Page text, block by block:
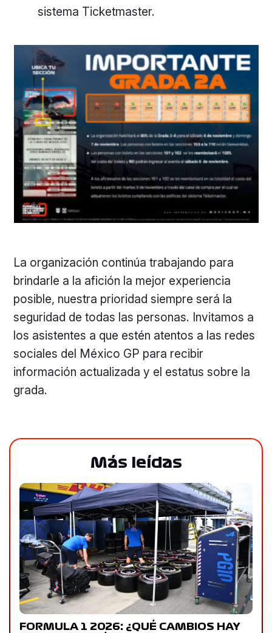
sistema Ticketmaster.
La organización continúa trabajando para
brindarle a la afición la mejor experiencia
posible, nuestra prioridad siempre será la
seguridad de todas las personas. Invitamos a
los asistentes a que estén atentos a las redes
sociales del México GP para recibir
información actualizada y el estatus sobre la
grada.
Más leídas
FORMULA 1 2026: ¿QUÉ CAMBIOS HAY